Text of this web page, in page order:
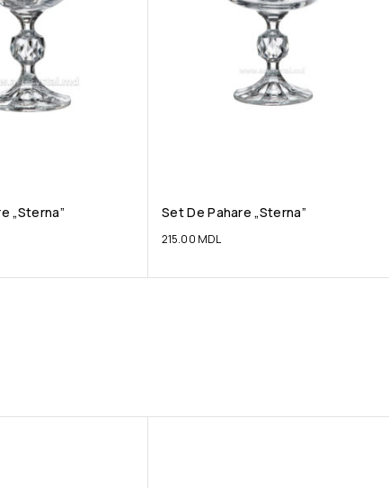
„Sterna” Set De Pahare „Sterna”
215.00 MDL